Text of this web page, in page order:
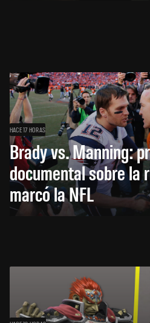
HACE 17 HORAS
Brady vs. Manning:
documental sobre la
marcó la NFL